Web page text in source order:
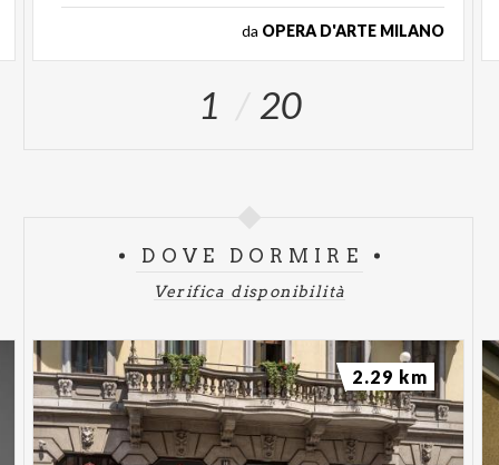
da OPERA D'ARTE MILANO
1 20
DOVE DORMIRE
Verifica disponibilità
2.29 km